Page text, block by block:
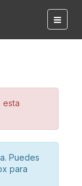
esta
Puedes
para